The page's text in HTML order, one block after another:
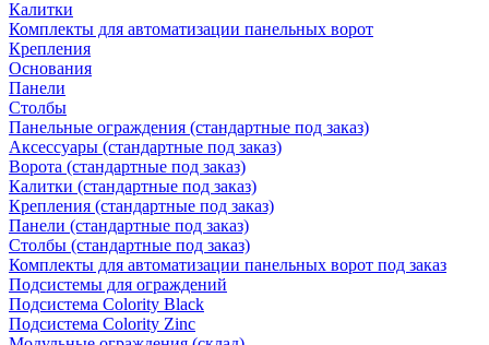
Калитки
Комплекты для автоматизации панельных ворот
Крепления
Основания
Панели
Столбы
Панельные ограждения (стандартные под заказ)
Аксессуары (стандартные под заказ)
Ворота (стандартные под заказ)
Калитки (стандартные под заказ)
Крепления (стандартные под заказ)
Панели (стандартные под заказ)
Столбы (стандартные под заказ)
Комплекты для автоматизации панельных ворот под заказ
Подсистемы для ограждений
Подсистема Colority Black
Подсистема Colority Zinc